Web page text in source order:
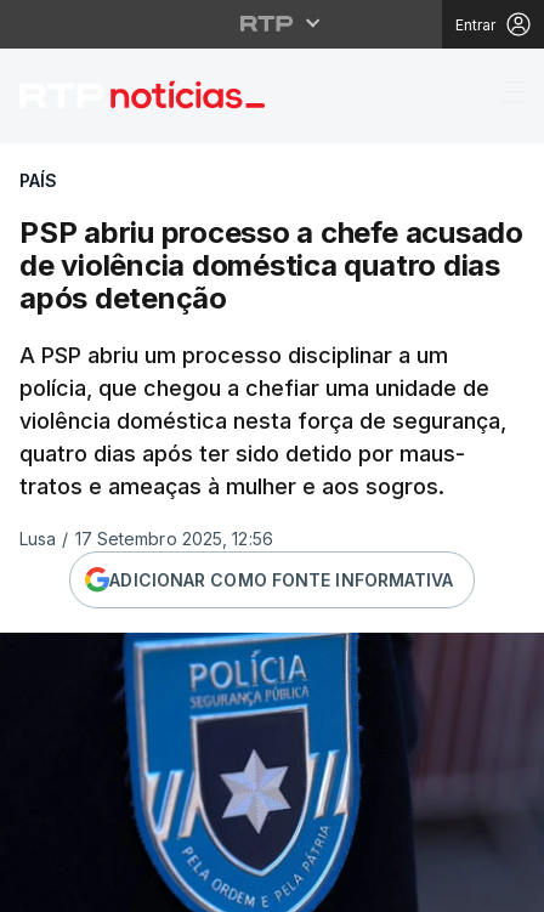
Entrar
PSP abriu processo
PAÍS
PSP abriu processo a chefe acusado
de violência doméstica quatro dias
após detenção
A PSP abriu um processo disciplinar a um
polícia, que chegou a chefiar uma unidade de
violência doméstica nesta força de segurança,
quatro dias após ter sido detido por maus-
tratos e ameaças à mulher e aos sogros.
Lusa / 17 Setembro 2025, 12:56
ADICIONAR COMO FONTE INFORMATIVA